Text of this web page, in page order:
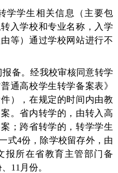
学学生相关信息（主要包
入学校和专业名称，入学
等）通过学校网站进行不
报备。经我校审核同意转学
通高校学生转学备案表》
），在规定的时间内由教
。省内转学的，由转入高
；跨省转学的，转学学生
式4份，除学校留存外，由
报所在省教育主管部门备
11月份。